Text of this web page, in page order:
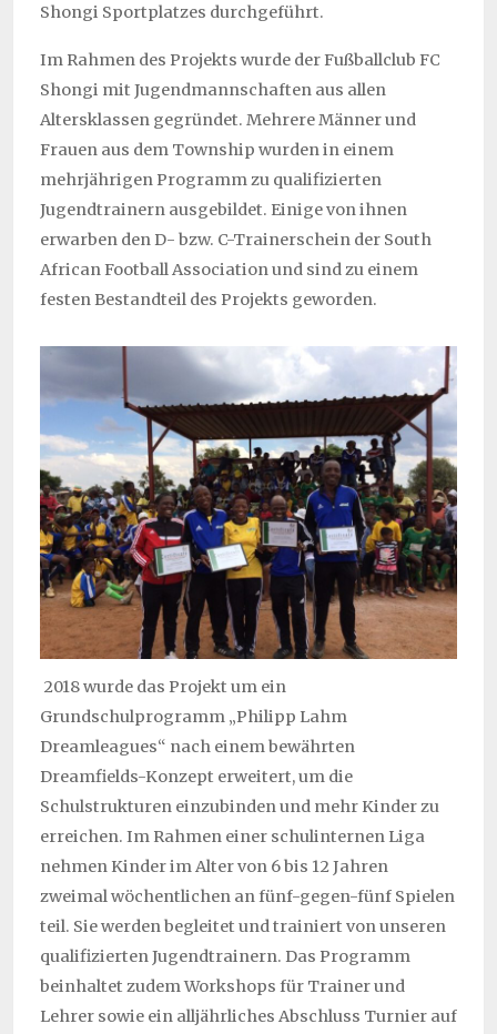
Shongi Sportplatzes durchgeführt.
Im Rahmen des Projekts wurde der Fußballclub FC
Shongi mit Jugendmannschaften aus allen
Altersklassen gegründet. Mehrere Männer und
Frauen aus dem Township wurden in einem
mehrjährigen Programm zu qualifizierten
Jugendtrainern ausgebildet. Einige von ihnen
erwarben den D- bzw. C-Trainerschein der South
African Football Association und sind zu einem
festen Bestandteil des Projekts geworden.
2018 wurde das Projekt um ein
Grundschulprogramm „Philipp Lahm
Dreamleagues“ nach einem bewährten
Dreamfields-Konzept erweitert, um die
Schulstrukturen einzubinden und mehr Kinder zu
erreichen. Im Rahmen einer schulinternen Liga
nehmen Kinder im Alter von 6 bis 12 Jahren
zweimal wöchentlichen an fünf-gegen-fünf Spielen
teil. Sie werden begleitet und trainiert von unseren
qualifizierten Jugendtrainern. Das Programm
beinhaltet zudem Workshops für Trainer und
Lehrer sowie ein alljährliches Abschluss Turnier auf